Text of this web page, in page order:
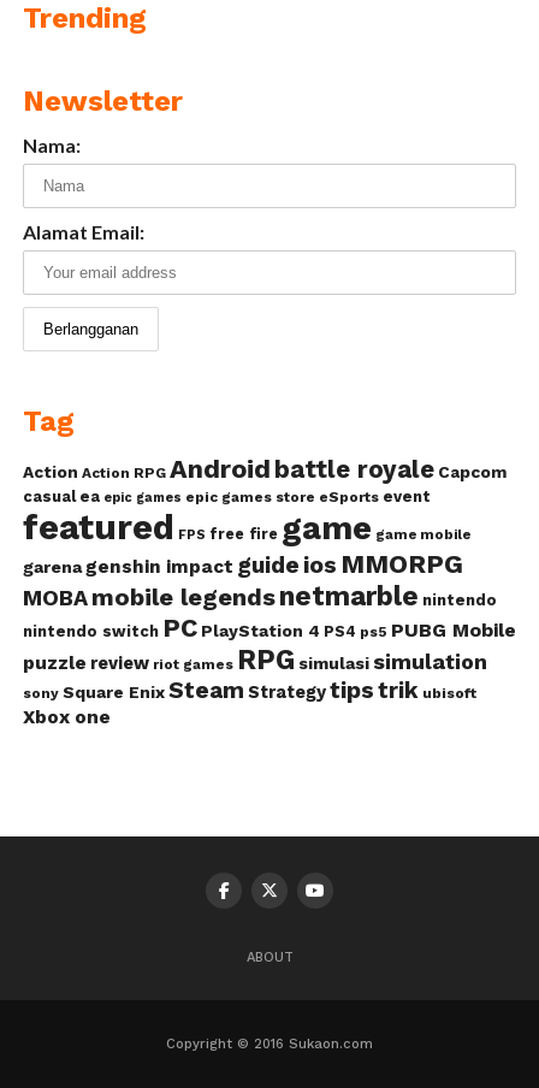
Trending
Newsletter
Nama:
Alamat Email:
Tag
Action Action RPG Android battle royale Capcom
casual ea epic games epic games store eSports event
featured FPS free fire game game mobile
garena genshin impact guide ios MMORPG
MOBA mobile legendsnetmarble nintendo
nintendo switch PC PlayStation 4 PS4 ps5 PUBG Mobile
puzzle review riot games RPG simulasi simulation
sony Square Enix Steam Strategytipstrik ubisoft
Xbox one
ABOUT
Copyright © 2016 Sukaon.com